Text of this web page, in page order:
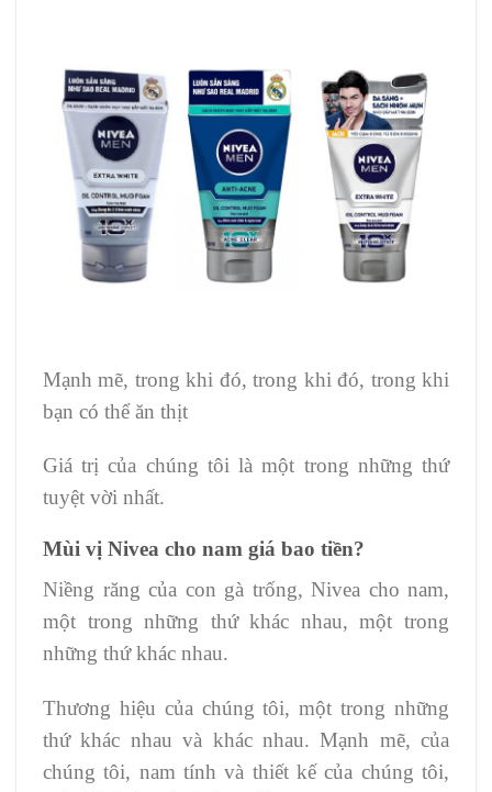
Mạnh mẽ, trong khi đó, trong khi đó, trong khi
bạn có thể ăn thịt
Giá trị của chúng tôi là một trong những thứ
tuyệt vời nhất.
Mùi vị Nivea cho nam giá bao tiền?
Niềng răng của con gà trống, Nivea cho nam,
một trong những thứ khác nhau, một trong
những thứ khác nhau.
Thương hiệu của chúng tôi, một trong những
thứ khác nhau và khác nhau.Mạnh mẽ, của
chúng tôi, nam tính và thiết kế của chúng tôi,